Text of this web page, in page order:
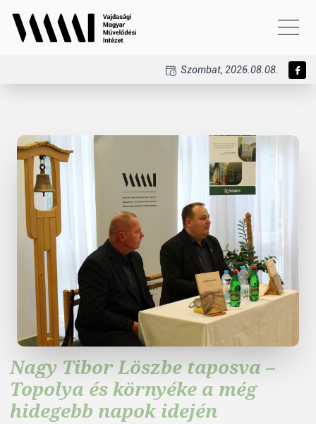
Szombat, 2026.08.08.
Nagy Tibor Löszbe taposva –
Topolya és környéke a még
hidegebb napok idején